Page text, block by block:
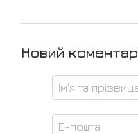
Новий коментар